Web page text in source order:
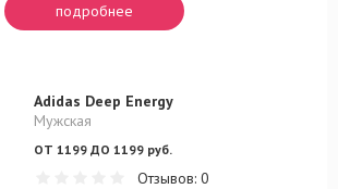
подробнее
Adidas Deep Energy
Мужская
ОТ 1199 ДО 1199 руб.
Отзывов: 0